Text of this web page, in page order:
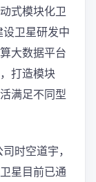
式模块化卫
卫星研发中
大数据平台
打造模块
满足不同型
时空道宇，
星目前已通